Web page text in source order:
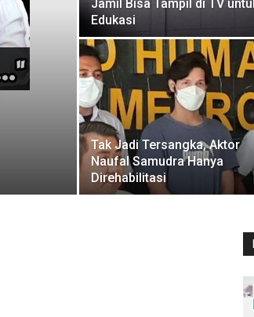
Jamil Bisa Tampil di TV
Edukasi
Tak Jadi Tersangka, Aktor
Naufal Samudra Hanya
Direhabilitasi